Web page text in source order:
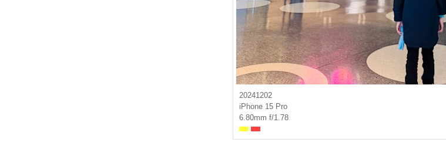
20241202
iPhone 15 Pro
6.80mm f/1.78